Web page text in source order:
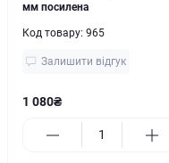
мм посилена
Код товару: 965
Залишити відгук
1 080₴